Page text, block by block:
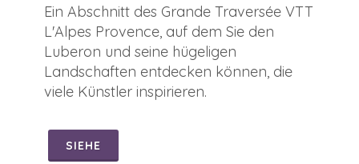
Ein Abschnitt des Grande Traversée VTT
L'Alpes Provence, auf dem Sie den
Luberon und seine hügeligen
Landschaften entdecken können, die
viele Künstler inspirieren.
SIEHE